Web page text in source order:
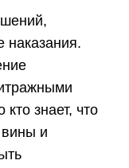
наказания.
знает, что
вины и